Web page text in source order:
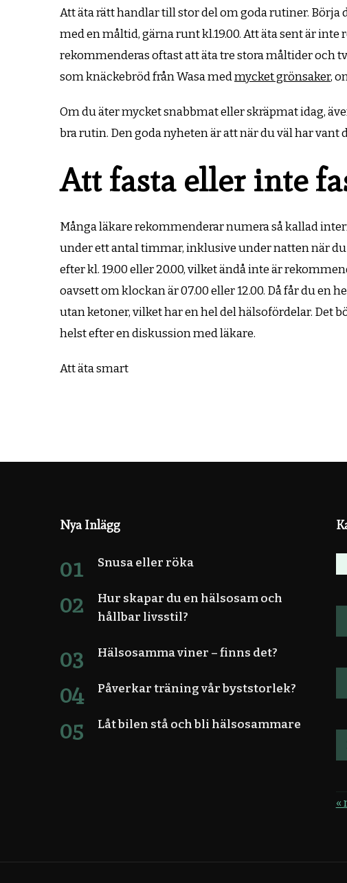
Att äta rätt handlar till stor del om goda rutiner.
med en måltid, gärna runt kl.19.00. Att äta sent är
rekommenderas oftast att äta tre stora måltider och
som knäckebröd från Wasa medmycket grönsaker,
Om du äter mycket snabbmat eller skräpmat idag,
bra rutin. Den goda nyheten är att när du väl har
Att fasta eller inte
Många läkare rekommenderar numera så kallad
under ett antal timmar, inklusive under natten när du
efter kl. 19.00 eller 20.00, vilket ändå inte är
oavsett om klockan är 07.00 eller 12.00. Då får du en
utan ketoner, vilket har en hel del hälsofördelar. Det
helst efter en diskussion med läkare.
Att äta smart
Nya Inlägg
Snusa eller röka
Hur skapar du en hälsosam och
hållbar livsstil?
Hälsosamma viner – finns det?
Påverkar träning vår byststorlek?
Låt bilen stå och bli hälsosammare
«